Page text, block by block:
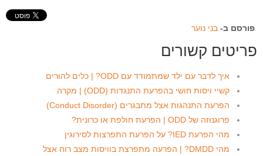
פורסם ב- בני נוער
פריטים קשורים
איך לדבר עם ילד שמתמודד עם ODD? | כלים להורים
קשיי ויסות חושי בהפרעת התנגדות (ODD) | מקרה
הפרעת התנהגות אצל מתבגרים (Conduct Disorder)
פרוגנוזה של ODD | הפרעת חולפת או כרונית?
מהי הפרעת IED? על הפרעת התפרצות לסירוגין
מהי DMDD? | הפרעה מתפרצת בוויסות מצב רוח אצל